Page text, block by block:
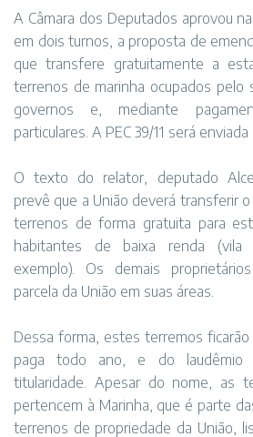
A Câmara dos Deputados aprovou
em dois turnos, a proposta de
que transfere gratuitamente a
terrenos de marinha ocupados pelo
governos e, mediante
particulares. A PEC 39/11 será
O texto do relator, deputado
prevê que a União deverá transferir
terrenos de forma gratuita para
habitantes de baixa renda (vila
exemplo). Os demais
parcela da União em suas áreas.
Dessa forma, estes terremos
paga todo ano, e do laudêmio
titularidade. Apesar do nome, as
pertencem à Marinha, que é parte
terrenos de propriedade da União,